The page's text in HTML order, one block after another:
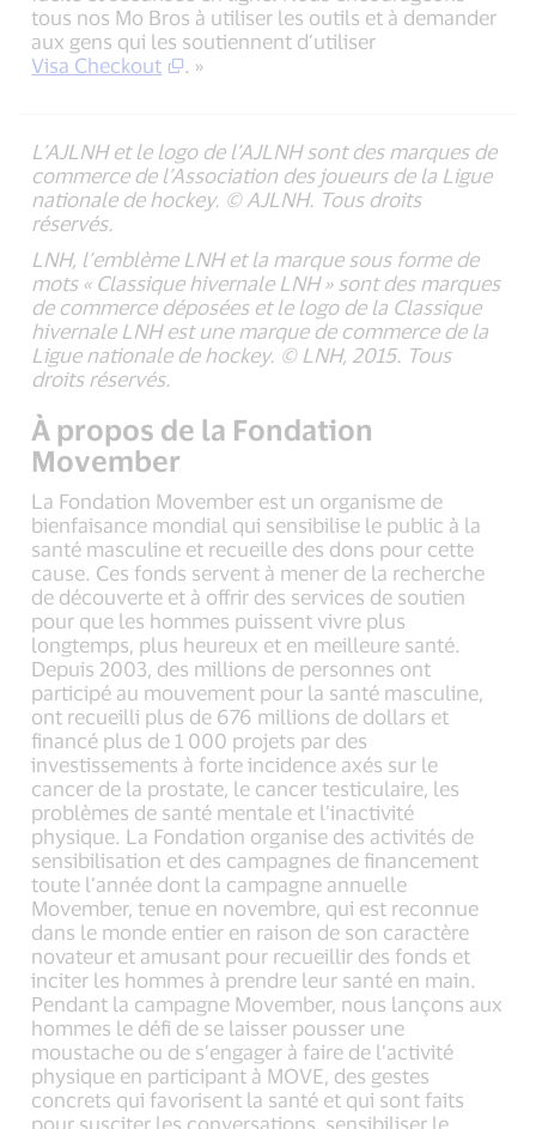
tous nos Mo Bros à utiliser les outils et à demander
aux gens qui les soutiennent d’utiliser
Visa Checkout
. »
L’AJLNH et le logo de l’AJLNH sont des marques de
commerce de l’Association des joueurs de la Ligue
nationale de hockey. © AJLNH. Tous droits
réservés.
LNH, l’emblème LNH et la marque sous forme de
mots « Classique hivernale LNH » sont des marques
de commerce déposées et le logo de la Classique
hivernale LNH est une marque de commerce de la
Ligue nationale de hockey. © LNH, 2015. Tous
droits réservés.
À propos de la Fondation
Movember
La Fondation Movember est un organisme de
bienfaisance mondial qui sensibilise le public à la
santé masculine et recueille des dons pour cette
cause. Ces fonds servent à mener de la recherche
de découverte et à offrir des services de soutien
pour que les hommes puissent vivre plus
longtemps, plus heureux et en meilleure santé.
Depuis 2003, des millions de personnes ont
participé au mouvement pour la santé masculine,
ont recueilli plus de 676 millions de dollars et
financé plus de 1 000 projets par des
investissements à forte incidence axés sur le
cancer de la prostate, le cancer testiculaire, les
problèmes de santé mentale et l’inactivité
physique. La Fondation organise des activités de
sensibilisation et des campagnes de financement
toute l’année dont la campagne annuelle
Movember, tenue en novembre, qui est reconnue
dans le monde entier en raison de son caractère
novateur et amusant pour recueillir des fonds et
inciter les hommes à prendre leur santé en main.
Pendant la campagne Movember, nous lançons aux
hommes le défi de se laisser pousser une
moustache ou de s’engager à faire de l’activité
physique en participant à MOVE, des gestes
concrets qui favorisent la santé et qui sont faits
pour susciter les conversations, sensibiliser le